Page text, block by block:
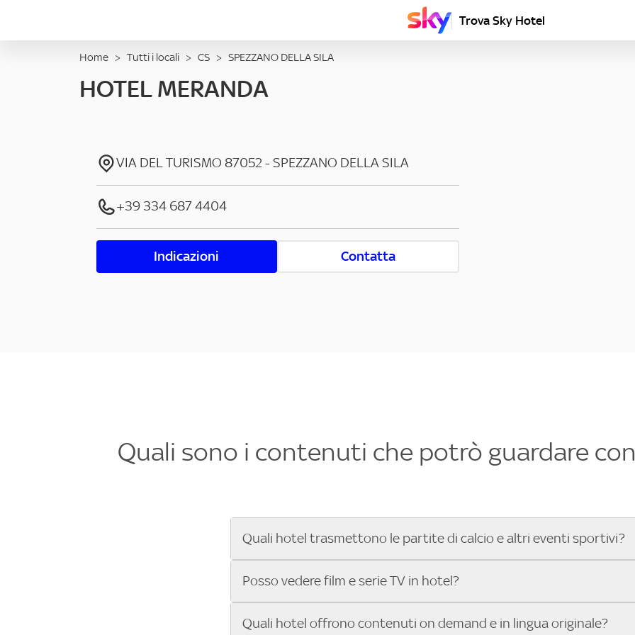
Trova Sky Hotel
Home > Tutti i locali > CS > SPEZZANO DELLA SILA
HOTEL MERANDA
VIA DEL TURISMO 87052- SPEZZANO DELLA SILA
+39 334 687 4404
Indicazioni Contatta
Quali sono i contenuti che potrò guardare
Quali hotel trasmettono le partite di calcio e altri eventi sportivi?
Se cerchi un hotel dove poter vedere le partite di Serie A, UEFA Champions
che trasmette gli eventi sportivi.
Posso vedere film e serie TV in hotel?
Sì, gli hotel che hanno Sky in camera offrono una vasta selezione di film
Quali hotel offrono contenuti on demand e in lingua originale?